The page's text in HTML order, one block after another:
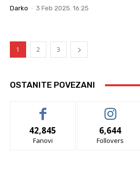
Darko - 3 Feb 2025. 16:25
1 2 3
OSTANITE POVEZANI
42,845
Fanovi
6,644
Follovers